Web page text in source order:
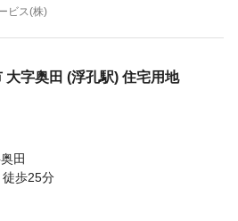
ビス(株)
大字奥田 (浮孔駅) 住宅用地
田
徒歩25分